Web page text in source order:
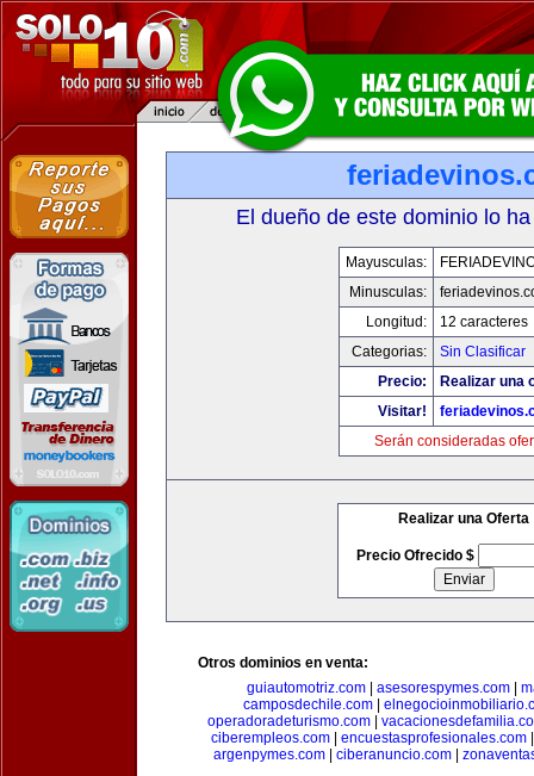
El dueño de este dominio lo
Mayusculas:
Minusculas:
Longitud:
12 caracteres
Categorias:
Sin Clasificar
Precio:
Realizar una
Visitar!
Serán consideradas
Realizar una Oferta
Precio Ofrecido $
Otros dominios en venta:
guiautomotriz.com
asesorespymes.com
camposdechile.com
operadoradeturismo.com
ciberempleos.com
encuestasprofesionales.com
argenpymes.com
ciberanuncio.com